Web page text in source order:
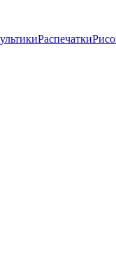
Распечатки